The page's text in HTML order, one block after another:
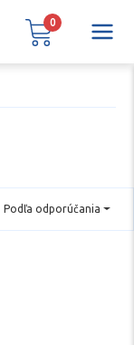
Podľa odporúčania
0